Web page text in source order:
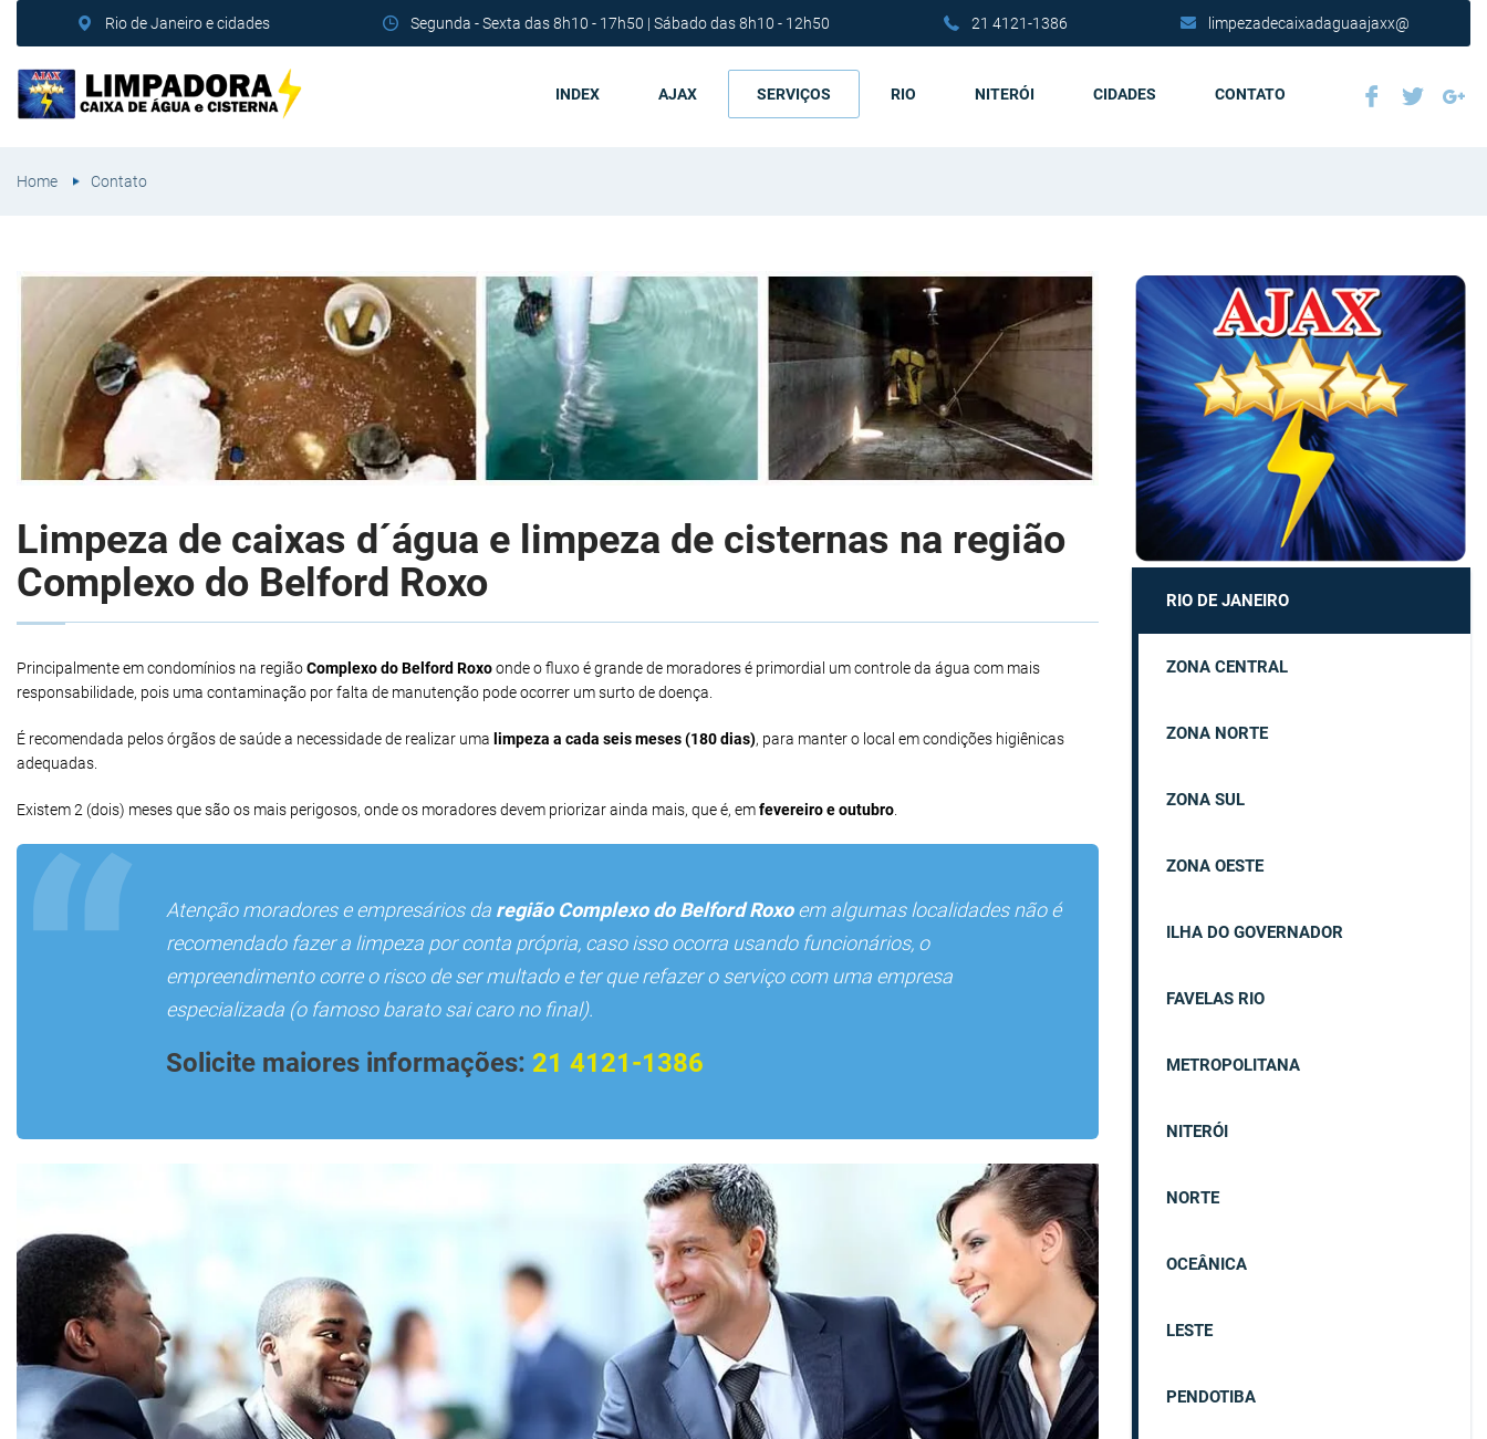
Rio de Janeiro e cidades Segunda - Sexta das 8h10 - 17h50 | Sábado das 8h10 - 12h50 21 4121-1386 limpezadecaixadaguaajaxx@
INDEX AJAX SERVIÇOS RIO NITERÓI CIDADES CONTATO
Home Contato
Limpeza de caixas d´água e limpeza de cisternas na região
Complexo do Belford Roxo
Principalmente em condomínios na regiãoComplexo do Belford Roxoonde o fluxo é grande de moradores é primordial um controle da água com mais
responsabilidade, pois uma contaminação por falta de manutenção pode ocorrer um surto de doença.
É recomendada pelos órgãos de saúde a necessidade de realizar uma limpeza a cada seis meses (180 dias), para manter o local em condições higiênicas
adequadas.
Existem 2 (dois) meses que são os mais perigosos, onde os moradores devem priorizar ainda mais, que é, emfevereiro e outubro
Atenção moradores e empresários da região Complexo do Belford Roxoem algumas localidades não é
recomendado fazer a limpeza por conta própria, caso isso ocorra usando funcionários, o
empreendimento corre o risco de ser multado e ter que refazer o serviço com uma empresa
especializada (o famoso barato sai caro no final).
Solicite maiores informações: 21 4121-1386
RIO DE JANEIRO
ZONA CENTRAL
ZONA NORTE
ZONA SUL
ZONA OESTE
ILHA DO GOVERNADOR
FAVELAS RIO
METROPOLITANA
NITERÓI
NORTE
OCEÂNICA
LESTE
PENDOTIBA